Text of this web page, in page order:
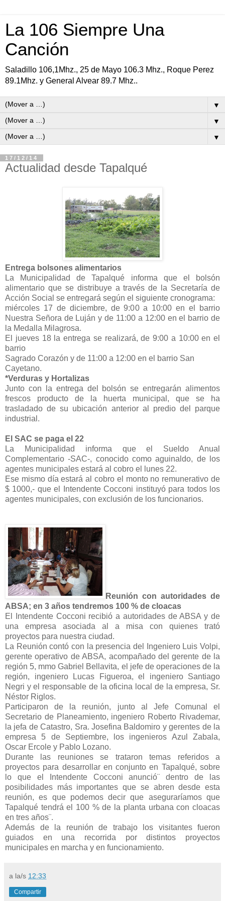
La 106 Siempre Una
Canción
Saladillo 106,1Mhz., 25 de Mayo 106.3 Mhz., Roque Perez
89.1Mhz. y General Alvear 89.7 Mhz..
▼
▼
▼
17/12/14
Actualidad desde Tapalqué
Entrega bolsones alimentarios
La Municipalidad de Tapalqué informa que el bolsón
alimentario que se distribuye a través de la Secretaría de
Acción Social se entregará según el siguiente cronograma:
miércoles 17 de diciembre, de 9:00 a 10:00 en el barrio
Nuestra Señora de Luján y de 11:00 a 12:00 en el barrio de
la Medalla Milagrosa.
El jueves 18 la entrega se realizará, de 9:00 a 10:00 en el
barrio
Sagrado Corazón y de 11:00 a 12:00 en el barrio San
Cayetano.
*Verduras y Hortalizas
Junto con la entrega del bolsón se entregarán alimentos
frescos producto de la huerta municipal, que se ha
trasladado de su ubicación anterior al predio del parque
industrial.
El SAC se paga el 22
La Municipalidad informa que el Sueldo Anual
Complementario -SAC-, conocido como aguinaldo, de los
agentes municipales estará al cobro el lunes 22.
Ese mismo día estará al cobro el monto no remunerativo de
$ 1000,- que el Intendente Cocconi instituyó para todos los
agentes municipales, con exclusión de los funcionarios.
Reunión con autoridades de
ABSA; en 3 años tendremos 100 % de cloacas
El Intendente Cocconi recibió a autoridades de ABSA y de
una empresa asociada al a misa con quienes trató
proyectos para nuestra ciudad.
La Reunión contó con la presencia del Ingeniero Luis Volpi,
gerente operativo de ABSA, acompañado del gerente de la
región 5, mmo Gabriel Bellavita, el jefe de operaciones de la
región, ingeniero Lucas Figueroa, el ingeniero Santiago
Negri y el responsable de la oficina local de la empresa, Sr.
Néstor Riglos.
Participaron de la reunión, junto al Jefe Comunal el
Secretario de Planeamiento, ingeniero Roberto Rivademar,
la jefa de Catastro, Sra. Josefina Baldomiro y gerentes de la
empresa 5 de Septiembre, los ingenieros Azul Zabala,
Oscar Ercole y Pablo Lozano.
Durante las reuniones se trataron temas referidos a
proyectos para desarrollar en conjunto en Tapalqué, sobre
lo que el Intendente Cocconi anunció¨ dentro de las
posibilidades más importantes que se abren desde esta
reunión, es que podemos decir que aseguraríamos que
Tapalqué tendrá el 100 % de la planta urbana con cloacas
en tres años¨.
Además de la reunión de trabajo los visitantes fueron
guiados en una recorrida por distintos proyectos
municipales en marcha y en funcionamiento.
a la/s 12:33
Compartir